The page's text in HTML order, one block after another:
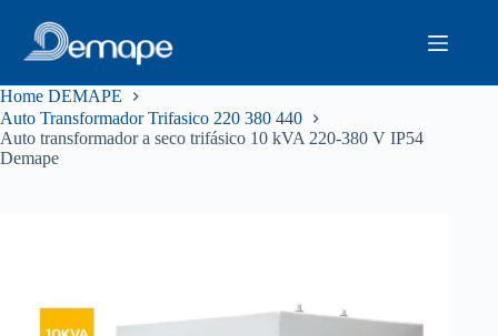
Home DEMAPE
Auto Transformador Trifasico 220 380 440
Auto transformador a seco trifásico 10 kVA 220-380 V IP54
Demape